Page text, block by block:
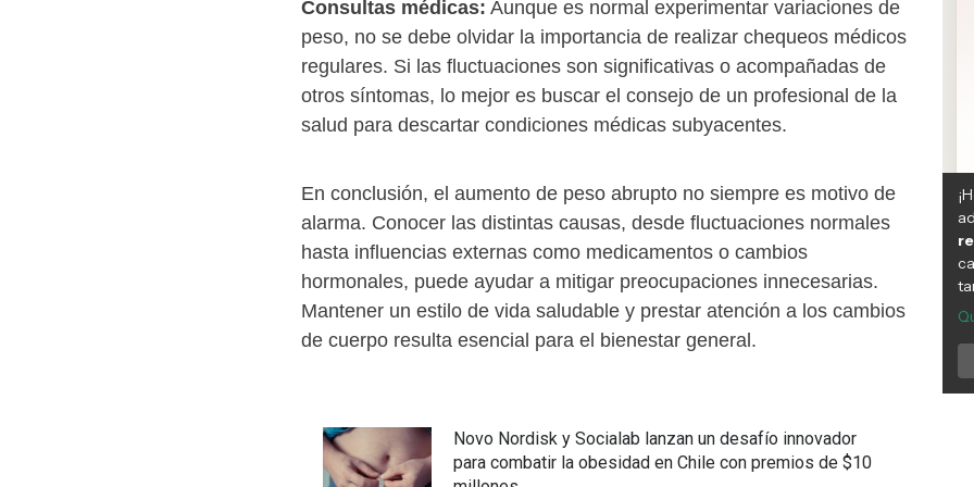
Consultas médicas: Aunque es normal experimentar variaciones de
peso, no se debe olvidar la importancia de realizar chequeos médicos
regulares. Si las fluctuaciones son significativas o acompañadas de
otros síntomas, lo mejor es buscar el consejo de un profesional de la
salud para descartar condiciones médicas subyacentes.
En conclusión, el aumento de peso abrupto no siempre es motivo de
alarma. Conocer las distintas causas, desde fluctuaciones normales
hasta influencias externas como medicamentos o cambios
hormonales, puede ayudar a mitigar preocupaciones innecesarias.
Mantener un estilo de vida saludable y prestar atención a los cambios
de cuerpo resulta esencial para el bienestar general.
Novo Nordisk y Socialab lanzan un desafío innovador
para combatir la obesidad en Chile con premios de $10